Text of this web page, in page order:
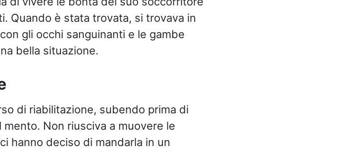
Quando è stata trovata, si trovava in
gli occhi sanguinanti e le gambe
bella situazione.
di riabilitazione, subendo prima di
Non riusciva a muovere le
hanno deciso di mandarla in un